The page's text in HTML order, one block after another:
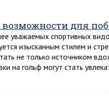
возможности для
уважаемых спортивных
изысканным стилем и
не только источником
на гольф могут стать